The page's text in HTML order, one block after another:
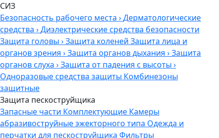
СИЗ
Безопасность рабочего места ›Дерматологические
средства ›Диэлектрические средства безопасности
Защита головы ›Защита коленей Защита лица и
органов зрения ›Защита органов дыхания ›Защита
органов слуха ›Защита от падения с высоты ›
Одноразовые средства защиты Комбинезоны
защитные
Защита пескоструйщика
Запасные части Комплектующие Камеры
абразивоструйные эжекторного типа Одежда и
перчатки для пескоструйщика Фильтры